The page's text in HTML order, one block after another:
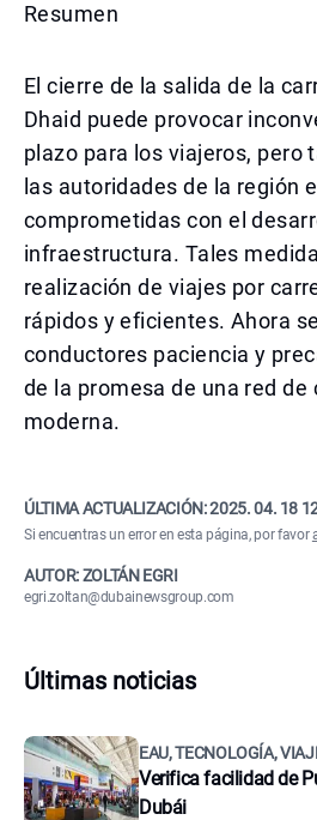
Resumen
El cierre de la salida de la
Dhaid puede provocar
plazo para los viajeros, pero
las autoridades de la región
comprometidas con el
infraestructura. Tales
realización de viajes por
rápidos y eficientes. Ahora
conductores paciencia y
de la promesa de una red de
moderna.
ÚLTIMA ACTUALIZACIÓN:2025. 04. 18
Si encuentras un error en esta página, por favor
AUTOR: ZOLTÁN EGRI
egri.zoltan@dubainewsgroup.com
Últimas noticias
EAU, TECNOLOGÍA,
Verifica facilidad de
Dubái